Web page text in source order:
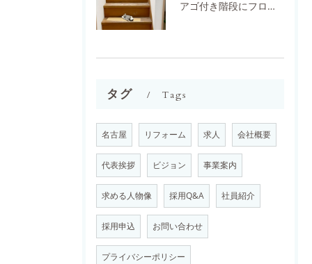
アゴ付き階段にフロアタイルとノンスリップを施工しました。
タグ Tags
名古屋 リフォーム 求人 会社概要
代表挨拶 ビジョン 事業案内
求める人物像 採用Q&A 社員紹介
採用申込 お問い合わせ
プライバシーポリシー